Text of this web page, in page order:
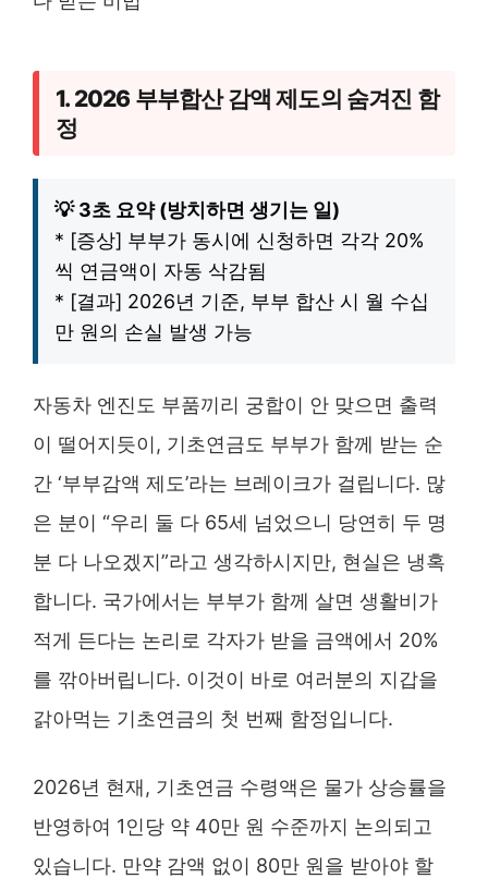
1. 2026 부부합산 감액 제도의 숨겨진 함
정
💡 3초 요약 (방치하면 생기는 일)
* [증상] 부부가 동시에 신청하면 각각 20%
씩 연금액이 자동 삭감됨
* [결과] 2026년 기준, 부부 합산 시 월 수십
만 원의 손실 발생 가능
자동차 엔진도 부품끼리 궁합이 안 맞으면 출력
이 떨어지듯이, 기초연금도 부부가 함께 받는 순
간 ‘부부감액 제도’라는 브레이크가 걸립니다. 많
은 분이 “우리 둘 다 65세 넘었으니 당연히 두 명
분 다 나오겠지”라고 생각하시지만, 현실은 냉혹
합니다. 국가에서는 부부가 함께 살면 생활비가
적게 든다는 논리로 각자가 받을 금액에서 20%
를 깎아버립니다. 이것이 바로 여러분의 지갑을
갉아먹는 기초연금의 첫 번째 함정입니다.
2026년 현재, 기초연금 수령액은 물가 상승률을
반영하여 1인당 약 40만 원 수준까지 논의되고
있습니다. 만약 감액 없이 80만 원을 받아야 할